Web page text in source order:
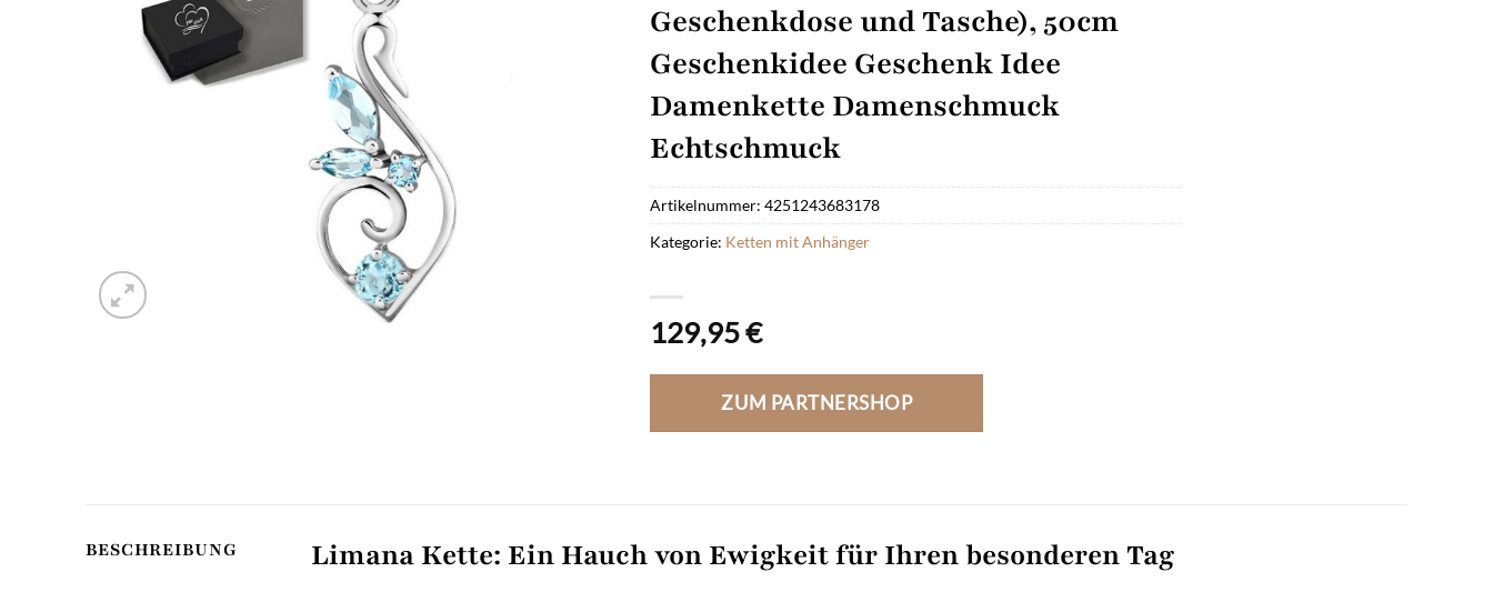
Geschenkdose und Tasche), 50cm
Geschenkidee Geschenk Idee
Damenkette Damenschmuck
Echtschmuck
129,95€
ZUM PARTNERSHOP
Artikelnummer:4251243683178
Kategorie: Ketten mit Anhänger
BESCHREIBUNG Limana Kette: Ein Hauch von Ewigkeit für Ihren besonderen Tag